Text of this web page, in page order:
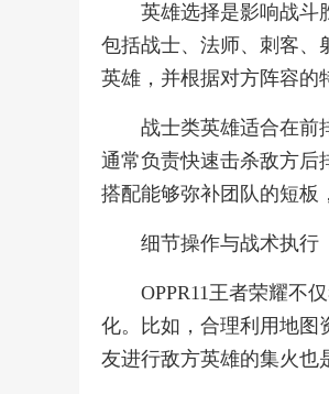
英雄选择是影响战斗
包括战士、法师、刺客、
英雄，并根据对方阵容的
战士类英雄适合在前
通常负责快速击杀敌方后
搭配能够弥补团队的短板
细节操作与战术执行
OPPR11王者荣耀不
化。比如，合理利用地图
友进行敌方英雄的集火也